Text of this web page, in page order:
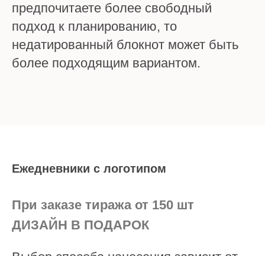
предпочитаете более свободный
подход к планированию, то
недатированный блокнот может быть
более подходящим вариантом.
Ежедневники с логотипом
При заказе тиража от 150 шт
ДИЗАЙН В ПОДАРОК